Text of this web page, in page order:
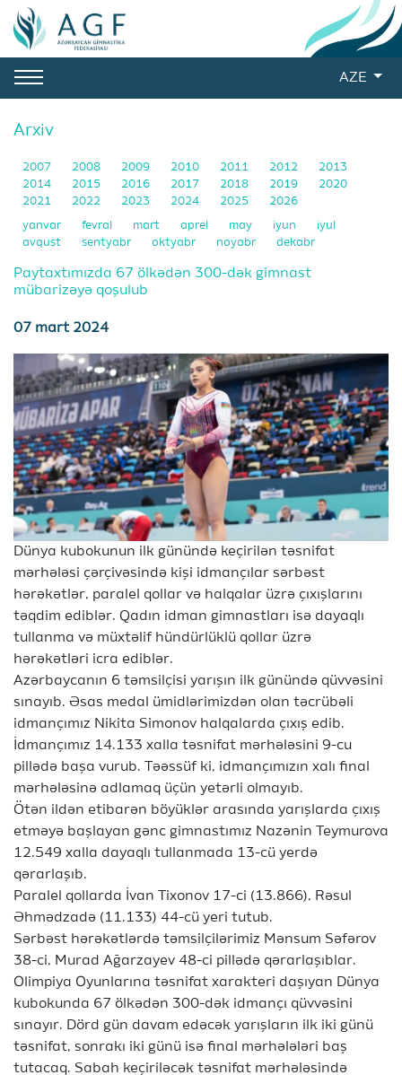
AZE
Arxiv
2007 2008 2009 2010 2011 2012
2013
2014
2015 2016 2017 2018 2019
2020
2021
2022 2023 2024 2025 2026
yanvar fevral mart aprel may iyun
iyul
avqust
sentyabr oktyabr noyabr dekabr
Paytaxtımızda 67 ölkədən 300-dək gimnast
mübarizəyə qoşulub
07 mart 2024
Dünya kubokunun ilk günündə keçirilən təsnifat
mərhələsi çərçivəsində kişi idmançılar sərbəst
hərəkətlər, paralel qollar və halqalar üzrə çıxışlarını
təqdim ediblər. Qadın idman gimnastları isə dayaqlı
tullanma və müxtəlif hündürlüklü qollar üzrə
hərəkətləri icra ediblər.
Azərbaycanın 6 təmsilçisi yarışın ilk günündə qüvvəsini
sınayıb. Əsas medal ümidlərimizdən olan təcrübəli
idmançımız Nikita Simonov halqalarda çıxış edib.
İdmançımız 14.133 xalla təsnifat mərhələsini 9-cu
pillədə başa vurub. Təəssüf ki, idmançımızın xalı final
mərhələsinə adlamaq üçün yetərli olmayıb.
Ötən ildən etibarən böyüklər arasında yarışlarda çıxış
etməyə başlayan gənc gimnastımız Nazənin Teymurova
12.549 xalla dayaqlı tullanmada 13-cü yerdə
qərarlaşıb.
Paralel qollarda İvan Tixonov 17-ci (13.866), Rəsul
Əhmədzadə (11.133) 44-cü yeri tutub.
Sərbəst hərəkətlərdə təmsilçilərimiz Mənsum Səfərov
38-ci, Murad Ağarzayev 48-ci pillədə qərarlaşıblar.
Olimpiya Oyunlarına təsnifat xarakteri daşıyan Dünya
kubokunda 67 ölkədən 300-dək idmançı qüvvəsini
sınayır. Dörd gün davam edəcək yarışların ilk iki günü
təsnifat, sonrakı iki günü isə final mərhələləri baş
tutacaq. Sabah keçiriləcək təsnifat mərhələsində